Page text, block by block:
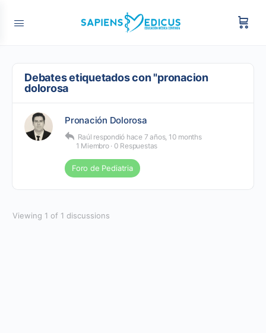
Debates etiquetados con "pronacion
dolorosa
Pronación Dolorosa
Raúl respondió hace 7 años, 10 months
1 Miembro · 0 Respuestas
Foro de Pediatria
Viewing 1 of 1 discussions